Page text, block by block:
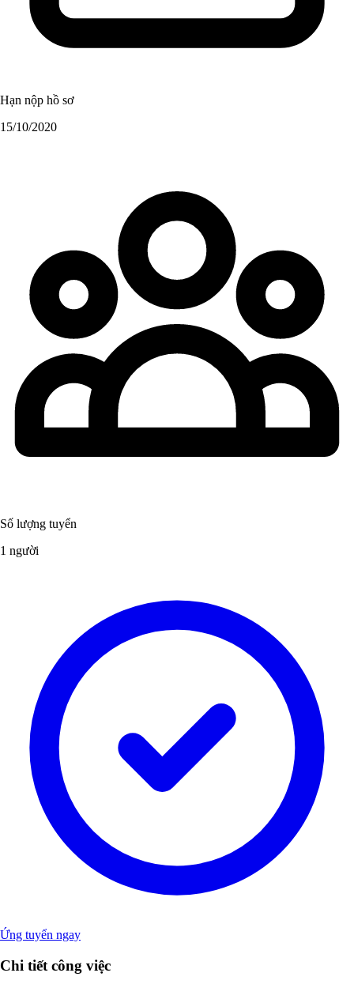
Hạn nộp hồ sơ
15/10/2020
Số lượng tuyển
1 người
Ứng tuyển ngay
Chi tiết công việc